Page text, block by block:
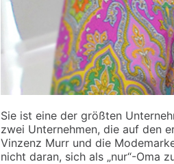
Sie ist eine der größten
zwei Unternehmen, die auf den
Vinzenz Murr und die
nicht daran, sich als „nur“-Oma